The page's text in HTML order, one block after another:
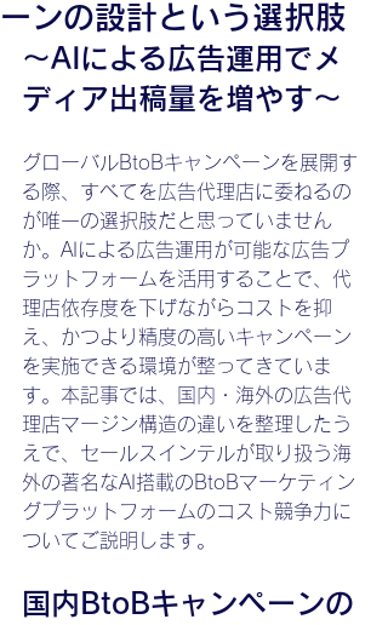
ーンの設計という選択肢
～AIによる広告運用でメ
ディア出稿量を増やす～
グローバルBtoBキャンペーンを展開す
る際、すべてを広告代理店に委ねるの
が唯一の選択肢だと思っていません
か。AIによる広告運用が可能な広告プ
ラットフォームを活用することで、代
理店依存度を下げながらコストを抑
え、かつより精度の高いキャンペーン
を実施できる環境が整ってきていま
す。本記事では、国内・海外の広告代
理店マージン構造の違いを整理したう
えで、セールスインテルが取り扱う海
外の著名なAI搭載のBtoBマーケティン
グプラットフォームのコスト競争力に
ついてご説明します。
国内BtoBキャンペーンの